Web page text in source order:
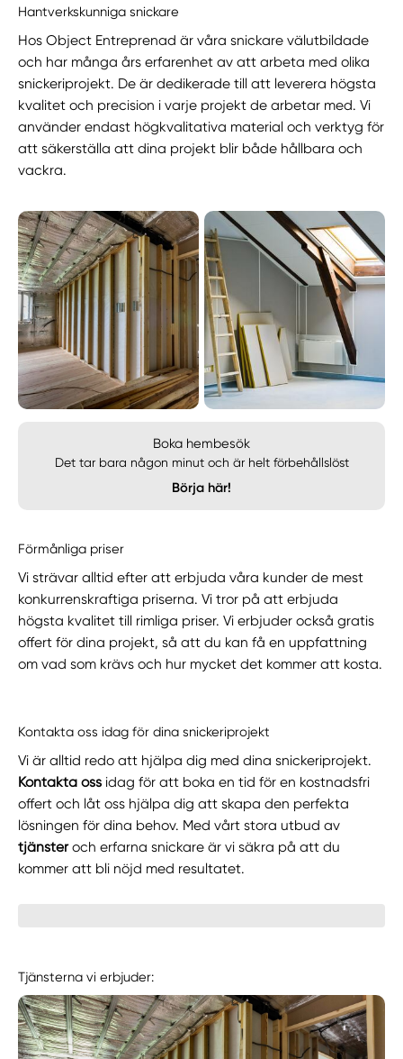
Hantverkskunniga snickare
Hos Object Entreprenad är våra snickare välutbildade
och har många års erfarenhet av att arbeta med olika
snickeriprojekt. De är dedikerade till att leverera högsta
kvalitet och precision i varje projekt de arbetar med. Vi
använder endast högkvalitativa material och verktyg för
att säkerställa att dina projekt blir både hållbara och
vackra.
Boka hembesök
Det tar bara någon minut och är helt förbehållslöst
Börja här!
Förmånliga priser
Vi strävar alltid efter att erbjuda våra kunder de mest
konkurrenskraftiga priserna. Vi tror på att erbjuda
högsta kvalitet till rimliga priser. Vi erbjuder också gratis
offert för dina projekt, så att du kan få en uppfattning
om vad som krävs och hur mycket det kommer att kosta.
Kontakta oss idag för dina snickeriprojekt
Vi är alltid redo att hjälpa dig med dina snickeriprojekt.
Kontakta oss idag för att boka en tid för en kostnadsfri
offert och låt oss hjälpa dig att skapa den perfekta
lösningen för dina behov. Med vårt stora utbud av
tjänsteroch erfarna snickare är vi säkra på att du
kommer att bli nöjd med resultatet.
Tjänsterna vi erbjuder: